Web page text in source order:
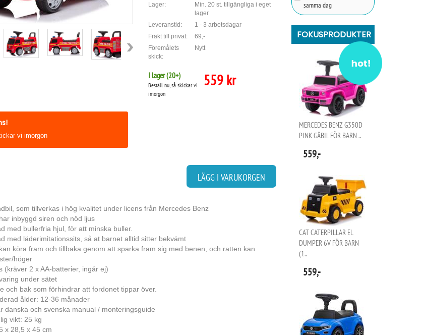
vi imorgon
Lager:
Min. 20 st. tillgängliga i eget
lager
Leveranstid:
1 - 3 arbetsdagar
Frakt till privat:
69,-
Föremålets
skick:
Nytt
I lager (20+)
Beställ nu, så skickar vi
imorgon
559 kr
LÄGG I VARUKORGEN
som tillverkas i hög kvalitet under licens från Mercedes Benz
inbyggd siren och nöd ljus
med bullerfria hjul, för att minska buller.
med läderimitationssits, så at barnet alltid sitter bekvämt
köra fram och tillbaka genom att sparka fram sig med benen, och ratten kan
höger
(kräver 2 x AA-batterier, ingår ej)
under sätet
och bak som förhindrar att fordonet tippar över.
ålder: 12-36 månader
danska och svenska manual / monteringsguide
vikt: 25 kg
x 28,5 x 45 cm
samma dag
FOKUSPRODUKTER
MERCEDES BENZ G350D
PINK GÅBIL FÖR BARN ..
559,-
CAT CATERPILLAR EL
DUMPER 6V FÖR BARN
(1..
559,-